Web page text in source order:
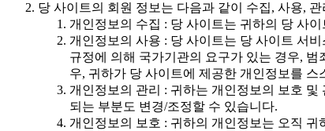
당 사이트의 회원 정보는 다음과 같이 수집, 사용,
개인정보의 수집 : 당 사이트는 귀하의 당 사
개인정보의 사용 : 당 사이트는 당 사이트 서
규정에 의해 국가기관의 요구가 있는 경우,
우, 귀하가 당 사이트에 제공한 개인정보를
개인정보의 관리 : 귀하는 개인정보의 보호
되는 부분도 변경/조정할 수 있습니다.
개인정보의 보호 : 귀하의 개인정보는 오직